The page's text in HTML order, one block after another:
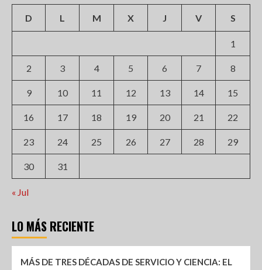
D L M X J V S
1
2 3 4 5 6 7 8
9 10 11 12 13 14 15
16 17 18 19 20 21 22
23 24 25 26 27 28 29
30 31
« Jul
LO MÁS RECIENTE
MÁS DE TRES DÉCADAS DE SERVICIO Y CIENCIA: EL